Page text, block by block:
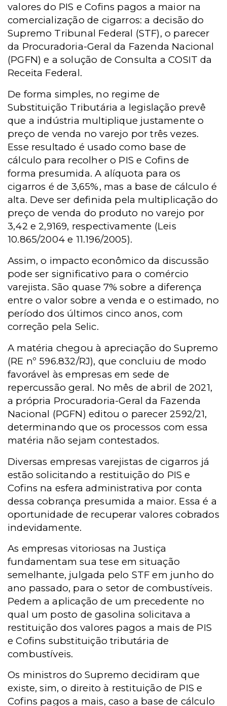
valores do PIS e Cofins pagos a maior na
comercialização de cigarros: a decisão do
Supremo Tribunal Federal (STF), o parecer
da Procuradoria-Geral da Fazenda Nacional
(PGFN) e a solução de Consulta a COSIT da
Receita Federal.
De forma simples, no regime de
Substituição Tributária a legislação prevê
que a indústria multiplique justamente o
preço de venda no varejo por três vezes.
Esse resultado é usado como base de
cálculo para recolher o PIS e Cofins de
forma presumida. A alíquota para os
cigarros é de 3,65%, mas a base de cálculo é
alta. Deve ser definida pela multiplicação do
preço de venda do produto no varejo por
3,42 e 2,9169, respectivamente (Leis
10.865/2004 e 11.196/2005).
Assim, o impacto econômico da discussão
pode ser significativo para o comércio
varejista. São quase 7% sobre a diferença
entre o valor sobre a venda e o estimado, no
período dos últimos cinco anos, com
correção pela Selic.
A matéria chegou à apreciação do Supremo
(RE nº 596.832/RJ), que concluiu de modo
favorável às empresas em sede de
repercussão geral. No mês de abril de 2021,
a própria Procuradoria-Geral da Fazenda
Nacional (PGFN) editou o parecer 2592/21,
determinando que os processos com essa
matéria não sejam contestados.
Diversas empresas varejistas de cigarros já
estão solicitando a restituição do PIS e
Cofins na esfera administrativa por conta
dessa cobrança presumida a maior. Essa é a
oportunidade de recuperar valores cobrados
indevidamente.
As empresas vitoriosas na Justiça
fundamentam sua tese em situação
semelhante, julgada pelo STF em junho do
ano passado, para o setor de combustíveis.
Pedem a aplicação de um precedente no
qual um posto de gasolina solicitava a
restituição dos valores pagos a mais de PIS
e Cofins substituição tributária de
combustíveis.
Os ministros do Supremo decidiram que
existe, sim, o direito à restituição de PIS e
Cofins pagos a mais, caso a base de cálculo